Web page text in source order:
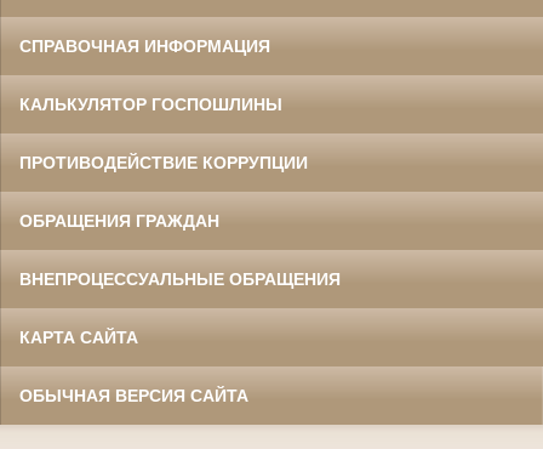
СПРАВОЧНАЯ ИНФОРМАЦИЯ
КАЛЬКУЛЯТОР ГОСПОШЛИНЫ
ПРОТИВОДЕЙСТВИЕ КОРРУПЦИИ
ОБРАЩЕНИЯ ГРАЖДАН
ВНЕПРОЦЕССУАЛЬНЫЕ ОБРАЩЕНИЯ
КАРТА САЙТА
ОБЫЧНАЯ ВЕРСИЯ САЙТА